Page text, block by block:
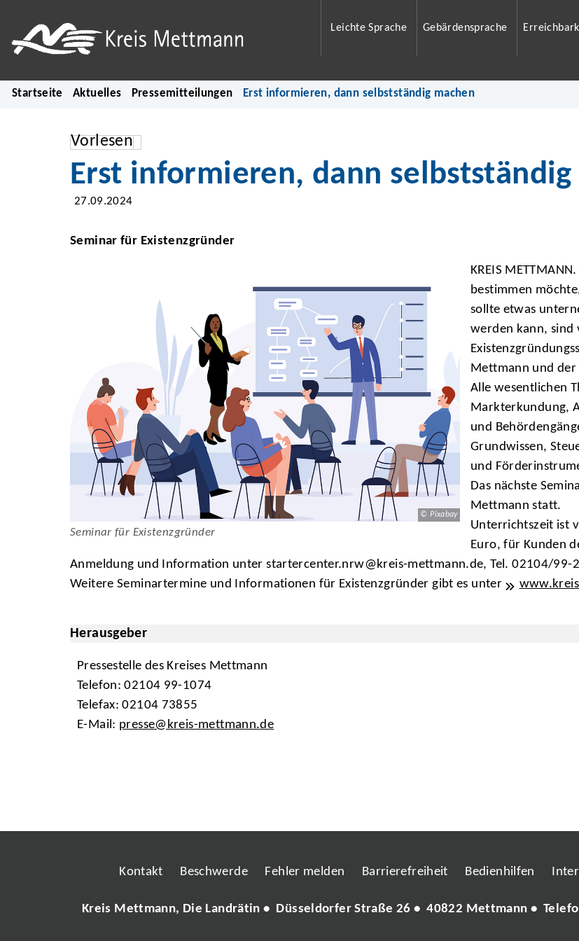
Leichte Sprache Gebärdensprache
Startseite Aktuelles Pressemitteilungen Erst informieren, dann selbstständig machen
Vorlesen
Erst informieren, dann selbstständig
27.09.2024
Seminar für Existenzgründer
© Pixabay
Seminar für Existenzgründer
KREIS
bestimmen
sollte etwas
werden kann, sind
Mettmann und der
Alle wesentlichen
Markterkundung,
und
Grundwissen,
und
Das nächste
Mettmann statt.
Unterrichtszeit ist
Euro, für Kunden
Anmeldung und Information unter startercenter.nrw@kreis-mettmann.de, Tel. 02104/99-
Weitere Seminartermine und Informationen für Existenzgründer gibt es unter
Herausgeber
Pressestelle des Kreises Mettmann
Telefon: 02104 99-1074
Telefax: 02104 73855
E-Mail: presse@kreis-mettmann.de
Kontakt Beschwerde Fehler melden Barrierefreiheit Bedienhilfen
Kreis Mettmann, Die Landrätin • Düsseldorfer Straße 26 • 40822 Mettmann •